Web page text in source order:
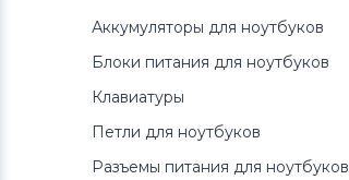
Аккумуляторы для ноутбуков
Блоки питания для ноутбуков
Клавиатуры
Петли для ноутбуков
Разъемы питания для ноутбуков